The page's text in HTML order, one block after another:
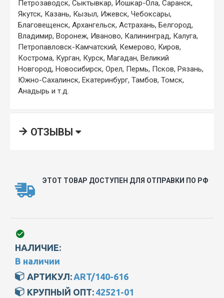
Петрозаводск, Сыктывкар, Йошкар-Ола, Саранск,
Якутск, Казань, Кызыл, Ижевск, Чебоксары,
Благовещенск, Архангельск, Астрахань, Белгород,
Владимир, Воронеж, Иваново, Калининград, Калуга,
Петропавловск-Камчатский, Кемерово, Киров,
Кострома, Курган, Курск, Магадан, Великий
Новгород, Новосибирск, Орел, Пермь, Псков, Рязань,
Южно-Сахалинск, Екатеринбург, Тамбов, Томск,
Анадырь и т.д.
ОТЗЫВЫ
ЭТОТ ТОВАР ДОСТУПЕН ДЛЯ ОТПРАВКИ ПО РФ
НАЛИЧИЕ:
В наличии
АРТИКУЛ: ART/140-616
КРУПНЫЙ ОПТ: 42521-01